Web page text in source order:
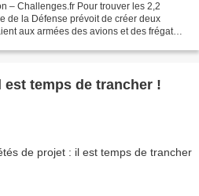
– Challenges.fr Pour trouver les 2,2
de la Défense prévoit de créer deux
aux armées des avions et des frégates,
temps de trancher !